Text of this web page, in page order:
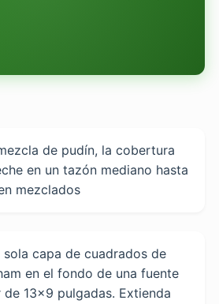
de pudín, la cobertura
en un tazón mediano hasta
mezclados
sola capa de cuadrados de
en el fondo de una fuente
de 13x9 pulgadas. Extienda